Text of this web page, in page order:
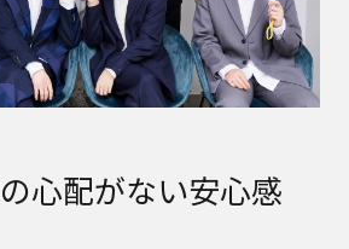
心配がない安心感